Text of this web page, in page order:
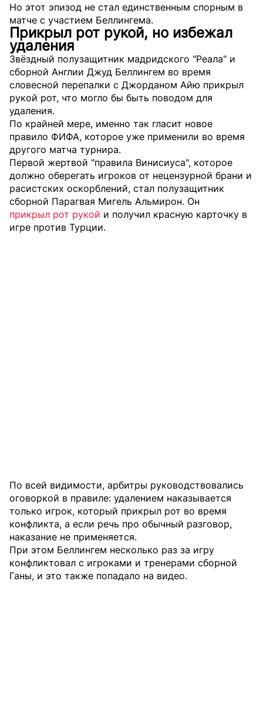
Но этот эпизод не стал единственным спорным в
матче с участием Беллингема.
Прикрыл рот рукой, но избежал
удаления
Звёздный полузащитник мадридского "Реала" и
сборной Англии Джуд Беллингем во время
словесной перепалки с Джорданом Айю прикрыл
рукой рот, что могло бы быть поводом для
удаления.
По крайней мере, именно так гласит новое
правило ФИФА, которое уже применили во время
другого матча турнира.
Первой жертвой "правила Винисиуса", которое
должно оберегать игроков от нецензурной брани и
расистских оскорблений, стал полузащитник
сборной Парагвая Мигель Альмирон. Он
прикрыл рот рукой и получил красную карточку в
игре против Турции.
По всей видимости, арбитры руководствовались
оговоркой в правиле: удалением наказывается
только игрок, который прикрыл рот во время
конфликта, а если речь про обычный разговор,
наказание не применяется.
При этом Беллингем несколько раз за игру
конфликтовал с игроками и тренерами сборной
Ганы, и это также попадало на видео.